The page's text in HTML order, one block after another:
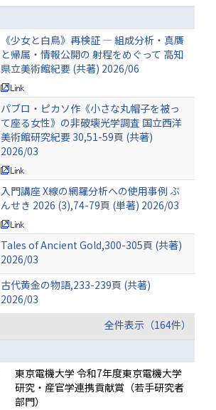
《少女と白鳥》再検証 — 組成分析・真贋
と帰属・情報公開の 射程をめぐって 高知
県立美術館紀要 (共著) 2026/06
パブロ・ピカソ作《小さな丸帽子を被っ
て座る女性》の非破壊光学調査 国立西洋
美術館研究紀要 30,51-59頁 (共著)
2026/03
入門講座 X線の網羅分析への使用事例 ぶ
んせき 2026 (3),74-79頁 (単著) 2026/03
Tales of Ancient Gold,300-305頁 (共著)
2026/03
古代黄金の物語,233-239頁 (共著)
2026/03
全件表示（164件）
東京電機大学 令和7年度東京電機大学
研究・産官学連携貢献賞（若手研究者
部門）